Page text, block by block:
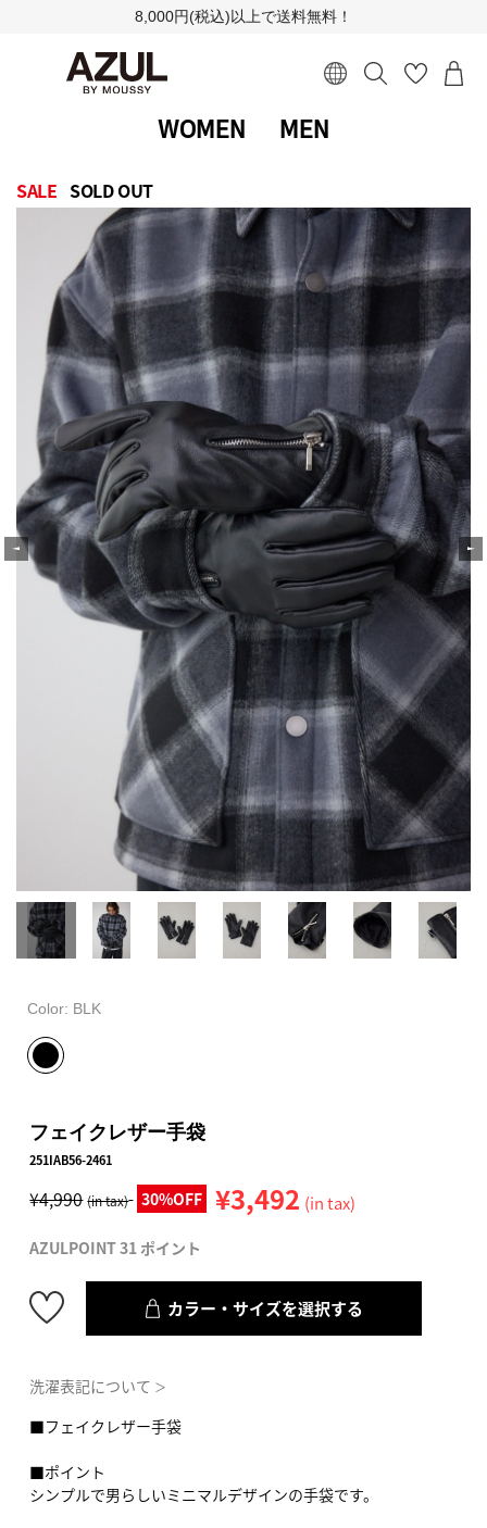
8,000円(税込)以上で送料無料！
WOMEN MEN
SALE SOLD OUT
Color: BLK
フェイクレザー手袋
251IAB56-2461
¥4,990 (in tax) 30%OFF ¥3,492 (in tax)
AZULPOINT 31 ポイント
カラー・サイズを選択する
洗濯表記について ＞
■フェイクレザー手袋
■ポイント
シンプルで男らしいミニマルデザインの手袋です。